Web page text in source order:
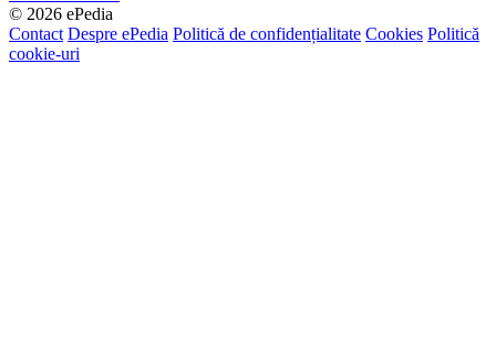
© 2026 ePedia
Contact Despre ePedia Politică de confidențialitate Cookies Politică
cookie-uri